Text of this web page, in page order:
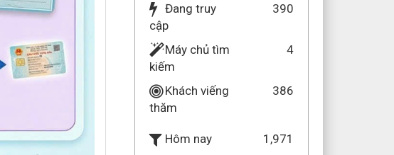
Đang truy
cập
390
Máy chủ tìm
kiếm
4
Khách viếng
thăm
386
Hôm nay
1,971